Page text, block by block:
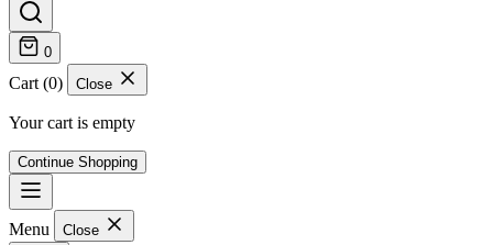
0
Cart (0) Close
Your cart is empty
Continue Shopping
Menu
Close